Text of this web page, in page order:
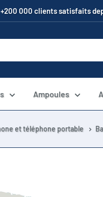
000 clients satisfaits
Ampoules
et téléphone portable